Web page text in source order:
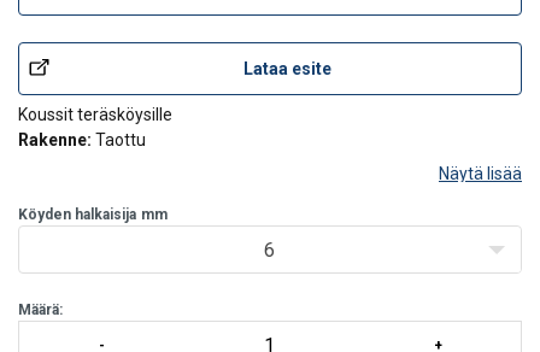
Lataa esite
Koussit teräsköysille
Rakenne: Taottu
Näytä lisää
Köyden halkaisija mm
6
Määrä: